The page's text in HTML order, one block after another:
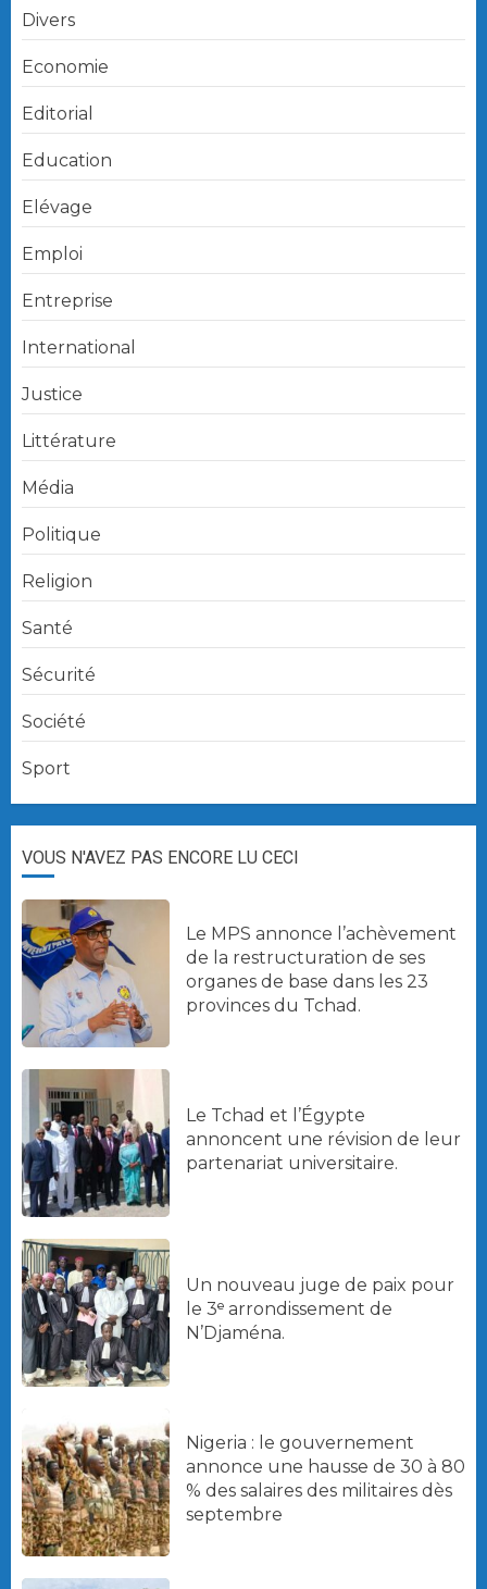
Divers
Economie
Editorial
Education
Elévage
Emploi
Entreprise
International
Justice
Littérature
Média
Politique
Religion
Santé
Sécurité
Société
Sport
VOUS N'AVEZ PAS ENCORE LU CECI
Le MPS annonce l’achèvement
de la restructuration de ses
organes de base dans les 23
provinces du Tchad.
Le Tchad et l’Égypte
annoncent une révision de leur
partenariat universitaire.
Un nouveau juge de paix pour
le 3ᵉ arrondissement de
N’Djaména.
Nigeria : le gouvernement
annonce une hausse de 30 à 80
% des salaires des militaires dès
septembre